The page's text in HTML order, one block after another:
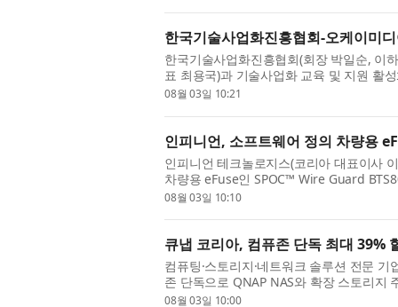
한국기술사업화진흥협회-오케이미
한국기술사업화진흥협회(회장 박일순, 이
표 최용국)과 기술사업화 교육 및 지원 활
날 협약식에는 오케이미디어그룹 최용국
08월 03일 10:21
인피니언, 소프트웨어 정의 차량용
인피니언 테크놀로지스(코리아 대표이사
차량용 eFuse인 SPOC™ Wire Guard
솔루션인 이 제품은 SPI 인터페이스를 지
08월 03일 10:10
큐냅 코리아, 컴퓨존 단독 최대 39%
컴퓨팅·스토리지·네트워크 솔루션 전문
존 단독으로 QNAP NAS와 확장 스토리지
행한다고 밝혔다. 이번 행사는 8월 1일부
08월 03일 10:00